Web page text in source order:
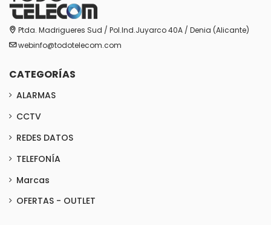
Ptda. Madrigueres Sud / Pol.Ind.Juyarco 40A / Denia (Alicante)
webinfo@todotelecom.com
CATEGORÍAS
ALARMAS
CCTV
REDES DATOS
TELEFONÍA
Marcas
OFERTAS - OUTLET